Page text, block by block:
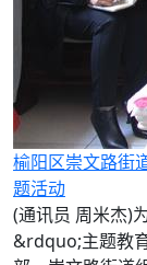
榆阳区崇文路街
题活动
(通讯员 周米杰)
&rdquo;主题教